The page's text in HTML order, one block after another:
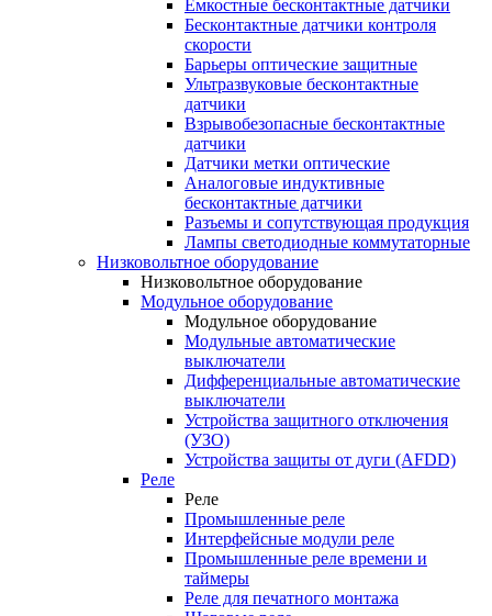
Емкостные бесконтактные датчики
Бесконтактные датчики контроля
скорости
Барьеры оптические защитные
Ультразвуковые бесконтактные
датчики
Взрывобезопасные бесконтактные
датчики
Датчики метки оптические
Аналоговые индуктивные
бесконтактные датчики
Разъемы и сопутствующая продукция
Лампы светодиодные коммутаторные
Низковольтное оборудование
Низковольтное оборудование
Модульное оборудование
Модульное оборудование
Модульные автоматические
выключатели
Дифференциальные автоматические
выключатели
Устройства защитного отключения
(УЗО)
Устройства защиты от дуги (AFDD)
Реле
Реле
Промышленные реле
Интерфейсные модули реле
Промышленные реле времени и
таймеры
Реле для печатного монтажа